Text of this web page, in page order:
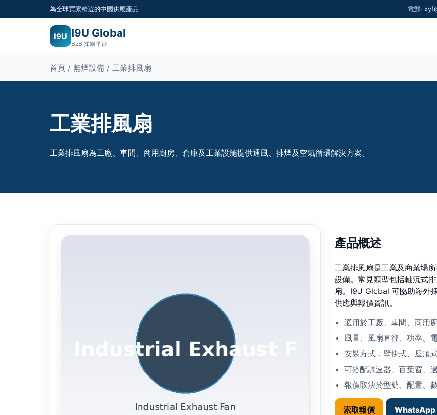
為全球買家精選的中國供應產品 電郵:
I9U I9U Global
B2B 採購平台
首頁 / 無煙設備 / 工業排風扇
工業排風扇
工業排風扇為工廠、車間、商用廚房、倉庫及工業設施提供通風、排煙及空氣循環解決方案。
產品概述
工業排風扇是工業及商業場
設備。常見類型包括軸流式
扇。I9U Global 可協助海外
供應與報價資訊。
適用於工廠、車間、商用
風量、風扇直徑、功率、
安裝方式：壁掛式、屋頂
可搭配調速器、百葉窗、
報價取決於型號、配置、
索取報價 WhatsApp